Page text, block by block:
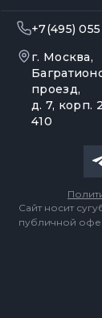
+7(495)
г. Москва,
проезд,
д. 7, корп.
410
Сайт носит
публичной